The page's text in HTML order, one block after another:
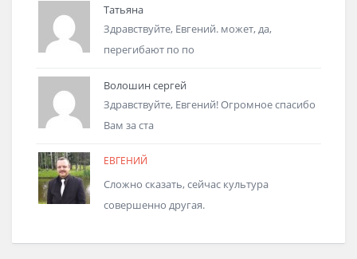
Татьяна
Здравствуйте, Евгений. может, да,
перегибают по по
Волошин сергей
Здравствуйте, Евгений! Огромное спасибо
Вам за ста
ЕВГЕНИЙ
Сложно сказать, сейчас культура
совершенно другая.